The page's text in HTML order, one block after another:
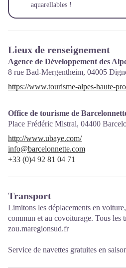
aquarellables !
Lieux de renseignement
Agence de Développement des
8 rue Bad-Mergentheim, 04005
https://www.tourisme-alpes-haute-
Office de tourisme de
Place Frédéric Mistral, 04400
http://www.ubaye.com/
info@barcelonnette.com
+33 (0)4 92 81 04 71
Transport
Limitons les déplacements en
commun et au covoiturage. Tous les
zou.maregionsud.fr
Service de navettes gratuites en